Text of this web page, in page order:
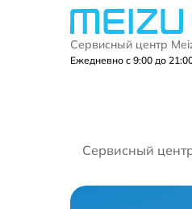
Сервисный центр
Ежедневно с 9:00 до
Сервисный